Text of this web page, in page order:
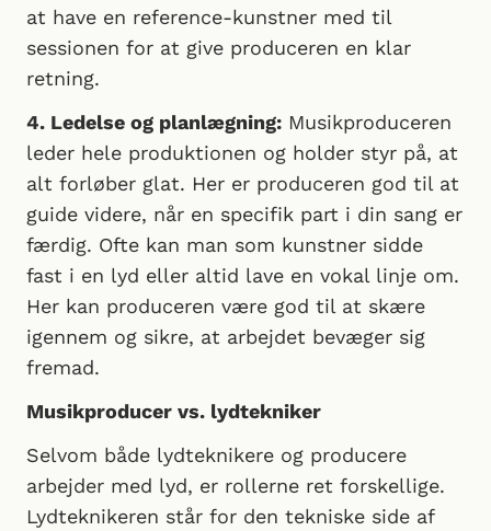
at have en reference-kunstner med til
sessionen for at give produceren en klar
retning.
4. Ledelse og planlægning: Musikproduceren
leder hele produktionen og holder styr på, at
alt forløber glat. Her er produceren god til at
guide videre, når en specifik part i din sang er
færdig. Ofte kan man som kunstner sidde
fast i en lyd eller altid lave en vokal linje om.
Her kan produceren være god til at skære
igennem og sikre, at arbejdet bevæger sig
fremad.
Musikproducer vs. lydtekniker
Selvom både lydteknikere og producere
arbejder med lyd, er rollerne ret forskellige.
Lydteknikeren står for den tekniske side af